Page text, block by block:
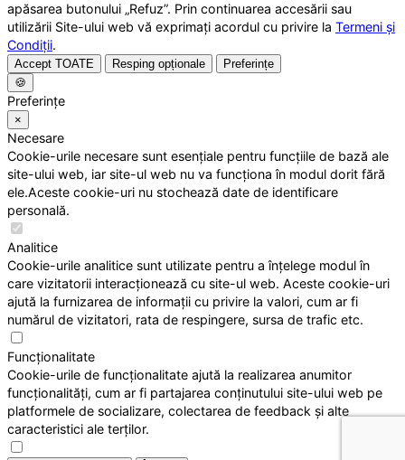
apăsarea butonului „Refuz”. Prin continuarea accesării sau
utilizării Site-ului web vă exprimați acordul cu privire la Termeni și
Condiții.
Accept TOATE Resping opționale
Preferințe
🍪
Preferințe
×
Necesare
Cookie-urile necesare sunt esențiale pentru funcțiile de bază ale
site-ului web, iar site-ul web nu va funcționa în modul dorit fără
ele.Aceste cookie-uri nu stochează date de identificare
personală.
Analitice
Cookie-urile analitice sunt utilizate pentru a înțelege modul în
care vizitatorii interacționează cu site-ul web. Aceste cookie-uri
ajută la furnizarea de informații cu privire la valori, cum ar fi
numărul de vizitatori, rata de respingere, sursa de trafic etc.
Funcționalitate
Cookie-urile de funcționalitate ajută la realizarea anumitor
funcționalități, cum ar fi partajarea conținutului site-ului web pe
platformele de socializare, colectarea de feedback și alte
caracteristici ale terților.